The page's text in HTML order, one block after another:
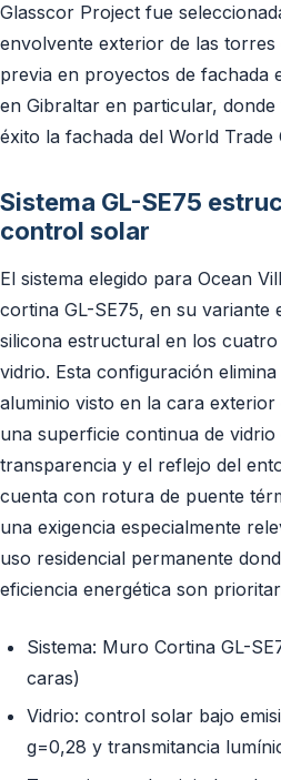
Glasscor Project fue
envolvente exterior de las
previa en proyectos de fachada
en Gibraltar en particular,
éxito la fachada del World Trade
Sistema GL-SE75
control solar
El sistema elegido para Ocean
cortina GL-SE75, en su variante
silicona estructural en los
vidrio. Esta configuración
aluminio visto en la cara
una superficie continua de vidrio
transparencia y el reflejo del
cuenta con rotura de puente
una exigencia especialmente
uso residencial permanente
eficiencia energética son
Sistema: Muro Cortina GL-
caras)
Vidrio: control solar bajo
g=0,28 y transmitancia